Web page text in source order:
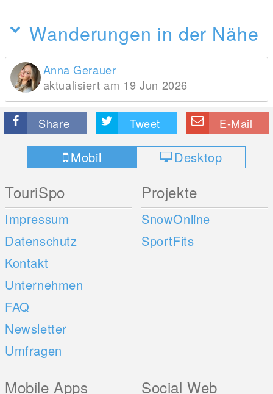
Wanderungen in der Nähe
Anna Gerauer
aktualisiert am 19 Jun 2026
Share Tweet E-Mail
Mobil Desktop
TouriSpo
Impressum
Datenschutz
Kontakt
Unternehmen
FAQ
Newsletter
Umfragen
Projekte
SnowOnline
SportFits
Mobile Apps Social Web